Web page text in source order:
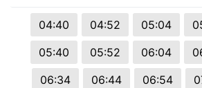
04:40 04:52 05:04
05:40
05:52 06:04
06:34
06:44 06:54